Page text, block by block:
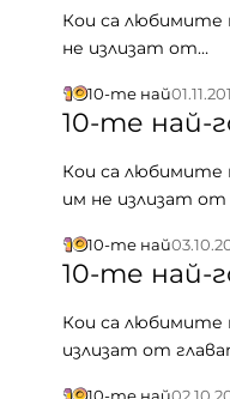
Кои са любимите
не излизат от…
10-те най
10-те най-
Кои са любимите
им не излизат от
10-те най
10-те най-
Кои са любимите
излизат от